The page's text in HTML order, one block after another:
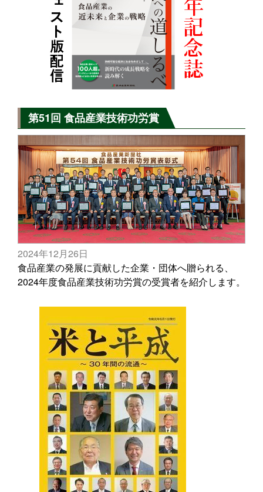
第51回 食品産業技術功労賞
2024年12月26日
食品産業の発展に貢献した企業・団体へ贈られる、
2024年度食品産業技術功労賞の受賞者を紹介します。